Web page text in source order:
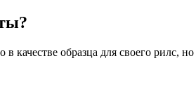
образца для своего рилс,